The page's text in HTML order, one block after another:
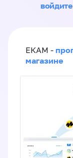
ЕКАМ -
магазине